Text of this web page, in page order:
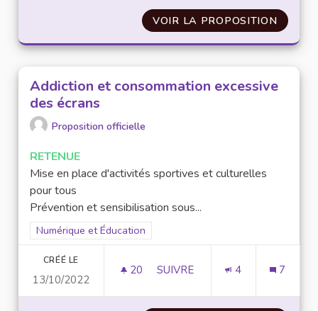
VOIR LA PROPOSITION
Addiction et consommation excessive
des écrans
Proposition officielle
RETENUE
Mise en place d'activités sportives et culturelles
pour tous
Prévention et sensibilisation sous...
Filtrer les résultats pour le secteur : Numérique et Éducation
Numérique et Éducation
CRÉÉ LE
13/10/2022
20 20 ABONNÉS
SUIVRE 4 7